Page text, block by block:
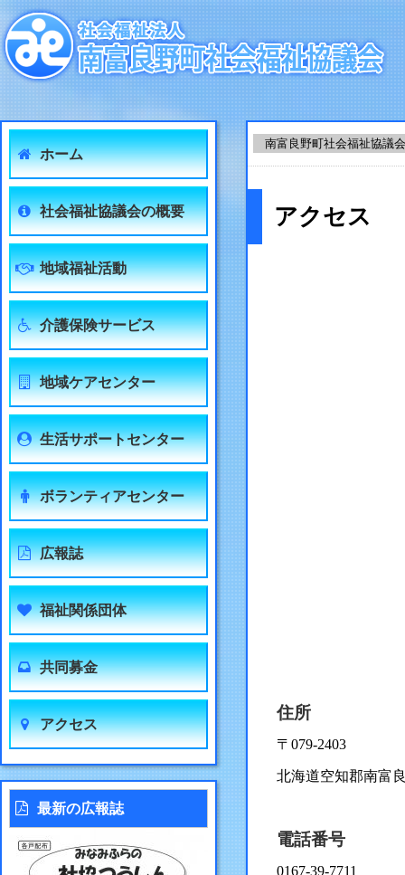
ホーム
社会福祉協議会の概要
地域福祉活動
介護保険サービス
地域ケアセンター
生活サポートセンター
ボランティアセンター
広報誌
福祉関係団体
共同募金
アクセス
最新の広報誌
南富良野町社会福祉協議
アクセス
住所
〒079-2403
北海道空知郡南富
電話番号
0167-39-7711